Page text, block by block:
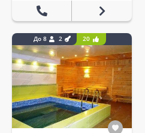
До 8 2 20